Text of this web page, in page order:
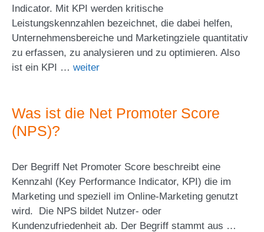
Indicator. Mit KPI werden kritische
Leistungskennzahlen bezeichnet, die dabei helfen,
Unternehmensbereiche und Marketingziele quantitativ
zu erfassen, zu analysieren und zu optimieren. Also
ist ein KPI … weiter
Was ist die Net Promoter Score
(NPS)?
Der Begriff Net Promoter Score beschreibt eine
Kennzahl (Key Performance Indicator, KPI) die im
Marketing und speziell im Online-Marketing genutzt
wird. Die NPS bildet Nutzer- oder
Kundenzufriedenheit ab. Der Begriff stammt aus …